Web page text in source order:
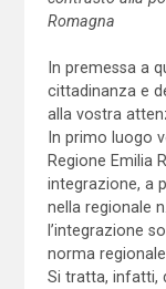
Romagna
In premessa a
cittadinanza e
alla vostra
In primo luogo
Regione Emilia
integrazione, a
nella regionale
l’integrazione
norma
Si tratta, infatti,